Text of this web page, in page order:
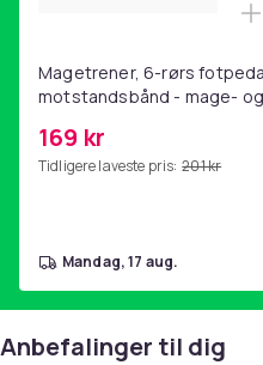
d161b0d1-2993-5ecf-
Magetrener, 6-rørs
motstandsbånd - mage-
hjemmegymnastikk Pink
169 kr
Tidligere laveste pris: 201 kr
mandag, 17 aug.
Anbefalinger til dig